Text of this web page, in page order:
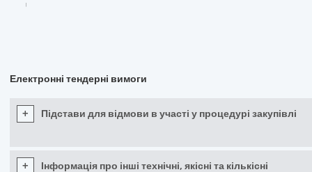
Електронні тендерні вимоги
+ Підстави для відмови в участі у процедурі закупівлі
+
Інформація про інші технічні, якісні та кількісні